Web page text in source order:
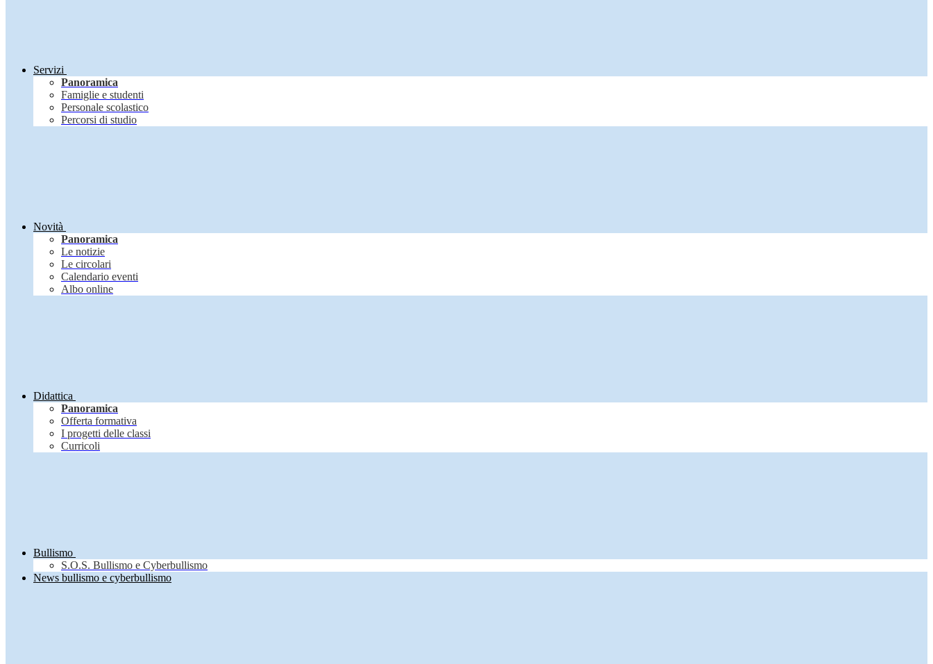
Servizi
Panoramica
Famiglie e studenti
Personale scolastico
Percorsi di studio
Novità
Panoramica
Le notizie
Le circolari
Calendario eventi
Albo online
Didattica
Panoramica
Offerta formativa
I progetti delle classi
Curricoli
Bullismo
S.O.S. Bullismo e Cyberbullismo
News bullismo e cyberbullismo